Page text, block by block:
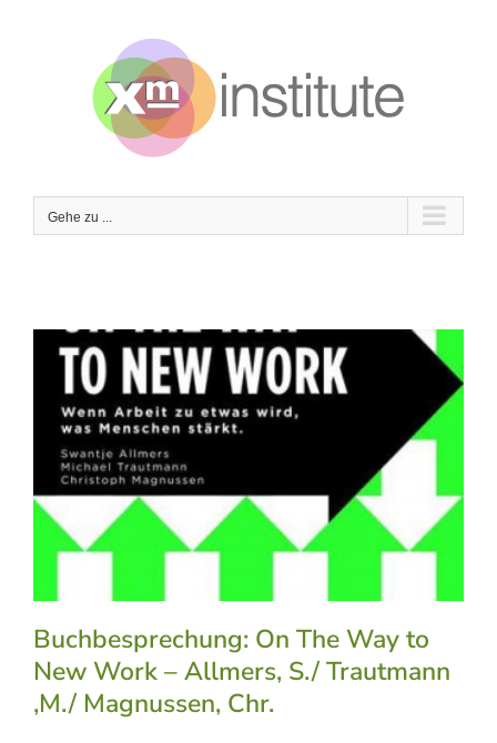
Gehe zu ...
Buchbesprechung: On The Way to
New Work – Allmers, S./ Trautmann
,M./ Magnussen, Chr.